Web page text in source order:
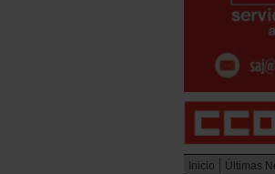
Inicio Últimas